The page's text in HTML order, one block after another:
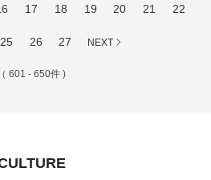
17 18 19 20 21 22
25 26 27 NEXT
（ 601 - 650件 )